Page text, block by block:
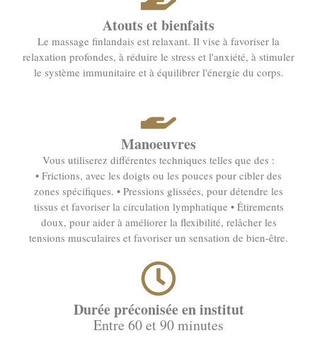
Atouts et bienfaits
Le massage finlandais est relaxant. Il vise à favoriser la
relaxation profondes, à réduire le stress et l'anxiété, à stimuler
le système immunitaire et à équilibrer l'énergie du corps.
Manoeuvres
Vous utiliserez différentes techniques telles que des :
• Frictions, avec les doigts ou les pouces pour cibler des
zones spécifiques. • Pressions glissées, pour détendre les
tissus et favoriser la circulation lymphatique • Étirements
doux, pour aider à améliorer la flexibilité, relâcher les
tensions musculaires et favoriser un sensation de bien-être.
Durée préconisée en institut
Entre 60 et 90 minutes